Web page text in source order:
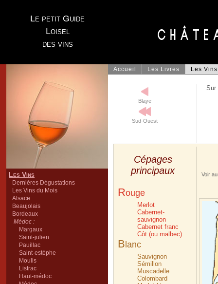
Le petit Guide
Loisel
des vins
Les Vins
Dernières Dégustations
Les Vins du Mois
Alsace
Beaujolais
Bordeaux
Médoc :
Margaux
Saint-julien
Pauillac
Saint-estèphe
Moulis
Listrac
Haut-médoc
Accueil Les Livres Les Vins
Blaye
Sud-Ouest
Sur
Cépages
principaux
Rouge
Merlot
Cabernet-
sauvignon
Cabernet franc
Côt (ou malbec)
B lanc
Sauvignon
Sémillon
Muscadelle
Colombard
Voir